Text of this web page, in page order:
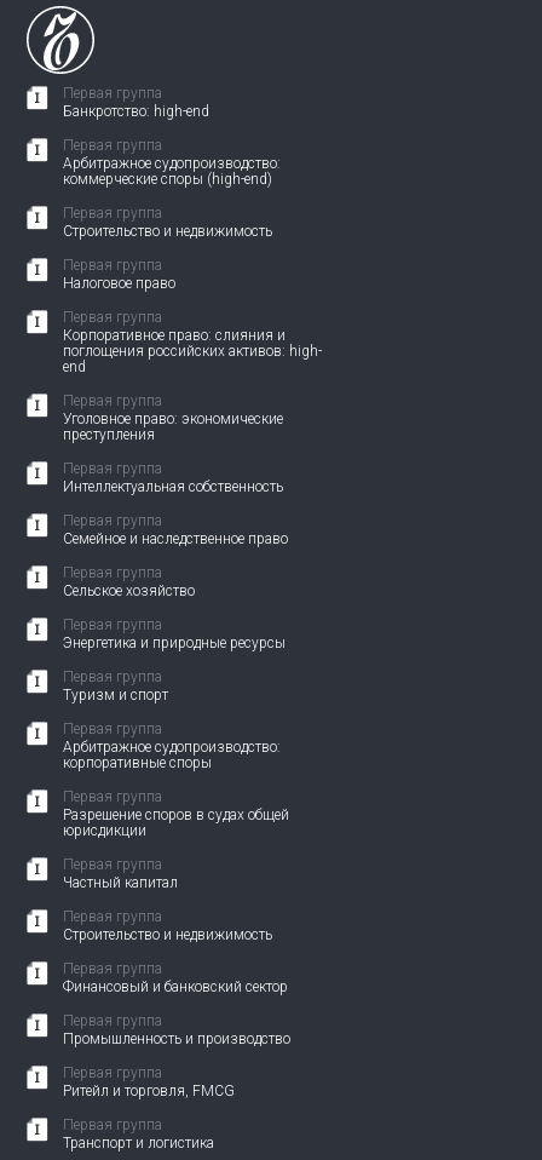
Первая группа
Банкротство: high-end
Первая группа
Арбитражное судопроизводство:
коммерческие споры (high-end)
Первая группа
Строительство и недвижимость
Первая группа
Налоговое право
Первая группа
Корпоративное право: слияния и
поглощения российских активов: high-
end
Первая группа
Уголовное право: экономические
преступления
Первая группа
Интеллектуальная собственность
Первая группа
Семейное и наследственное право
Первая группа
Сельское хозяйство
Первая группа
Энергетика и природные ресурсы
Первая группа
Туризм и спорт
Первая группа
Арбитражное судопроизводство:
корпоративные споры
Первая группа
Разрешение споров в судах общей
юрисдикции
Первая группа
Частный капитал
Первая группа
Строительство и недвижимость
Первая группа
Финансовый и банковский сектор
Первая группа
Промышленность и производство
Первая группа
Ритейл и торговля, FMCG
Первая группа
Транспорт и логистика